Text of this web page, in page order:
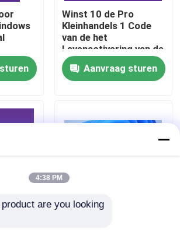
Winst 10 de Pro
Kleinhandels 1 Code
van de het
Levenactivering van de
Gebruikers Volledige
Versie 32/64bit
Aanvraag sturen
4:38 PM
are you looking